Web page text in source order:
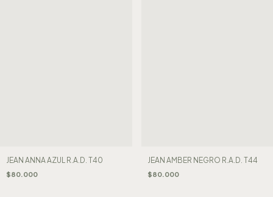
JEAN ANNA AZUL R.A.D. T40
$80.000
JEAN AMBER NEGRO R.A.D. T44
$80.000